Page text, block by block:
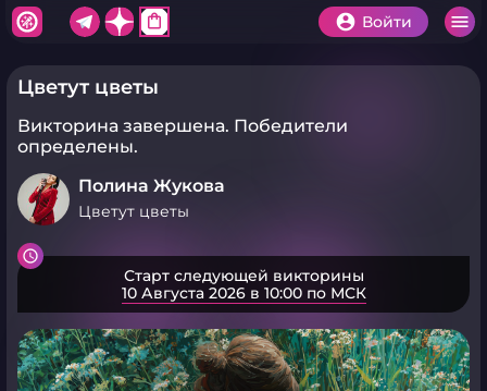
shopping_bag Войти
Цветут цветы
Викторина завершена. Победители
определены.
Полина Жукова
Цветут цветы
Старт следующей викторины
10 Августа 2026 в 10:00 по МСК